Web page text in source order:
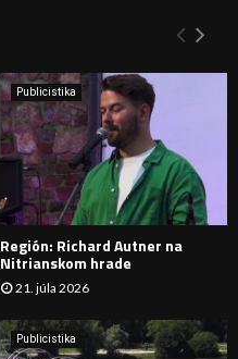
Y
H
D
A
Publicistika
Región: Richard Autner na
Nitrianskom hrade
21. júla 2026
Publicistika